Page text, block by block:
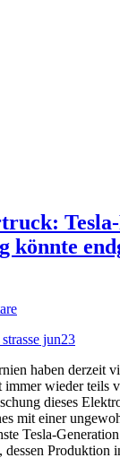
haben derzeit
immer wieder teils
dieses
mit einer
Tesla-
Produktion